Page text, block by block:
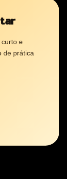
curto e
de prática